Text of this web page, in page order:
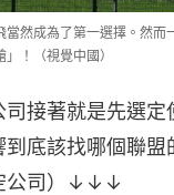
然成為了第一選擇。然而
！（視覺中國）
接著就是先選定
底該找哪個聯盟
公司）↓↓↓